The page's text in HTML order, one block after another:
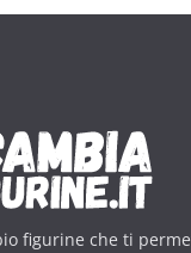
figurine che ti